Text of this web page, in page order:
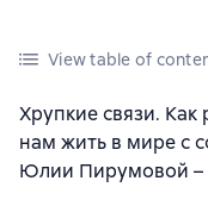
View table of
Хрупкие связи.
нам жить в мире с
Юлии Пирумовой –